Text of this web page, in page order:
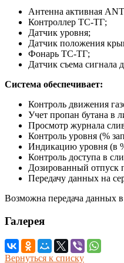
Антенна активная
Контроллер ТС-ТГ;
Датчик уровня;
Датчик положения
Фонарь ТС-ТГ;
Датчик съема сигнала
Система обеспечивает:
Контроль движения
Учет пропан бутана в
Просмотр журнала
Контроль уровня (%
Индикацию уровня (в
Контроль доступа в
Дозированный отпуск
Передачу данных на
Возможна передача данных
Галерея
Вернуться к списку